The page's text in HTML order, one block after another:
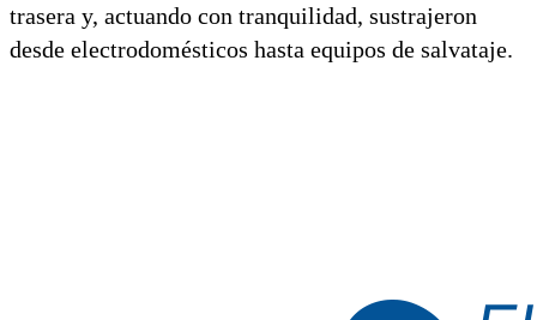
trasera y, actuando con tranquilidad, sustrajeron
desde electrodomésticos hasta equipos de salvataje.